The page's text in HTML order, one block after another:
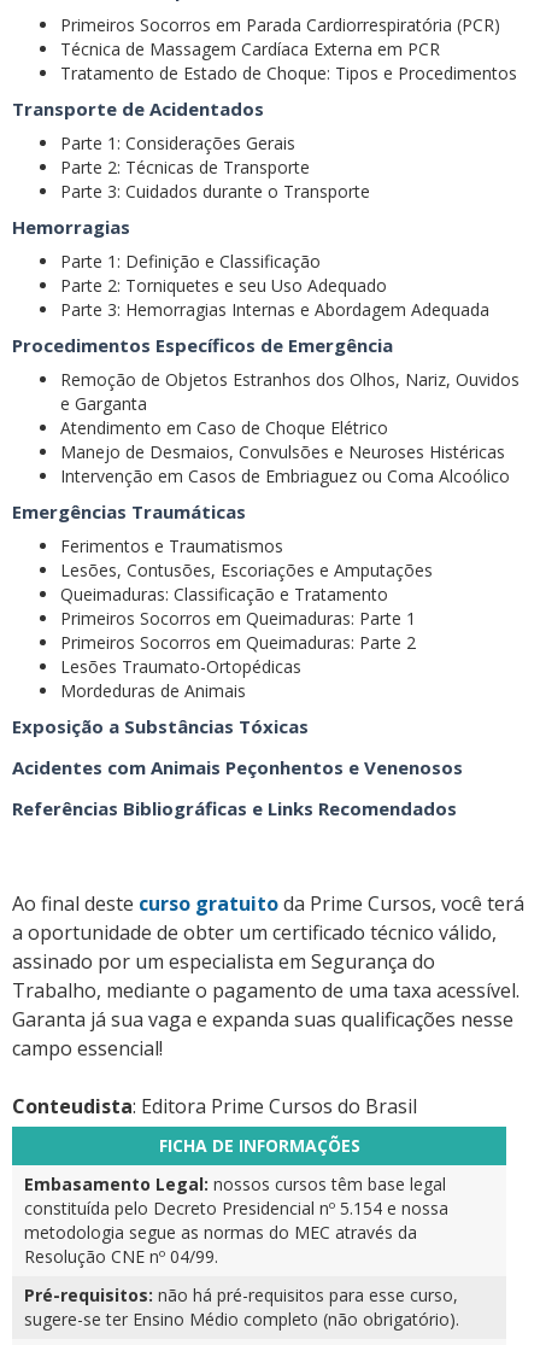
Primeiros Socorros em Parada Cardiorrespiratória (PCR)
Técnica de Massagem Cardíaca Externa em PCR
Tratamento de Estado de Choque: Tipos e Procedimentos
Transporte de Acidentados
Parte 1: Considerações Gerais
Parte 2: Técnicas de Transporte
Parte 3: Cuidados durante o Transporte
Hemorragias
Parte 1: Definição e Classificação
Parte 2: Torniquetes e seu Uso Adequado
Parte 3: Hemorragias Internas e Abordagem Adequada
Procedimentos Específicos de Emergência
Remoção de Objetos Estranhos dos Olhos, Nariz, Ouvidos
e Garganta
Atendimento em Caso de Choque Elétrico
Manejo de Desmaios, Convulsões e Neuroses Histéricas
Intervenção em Casos de Embriaguez ou Coma Alcoólico
Emergências Traumáticas
Ferimentos e Traumatismos
Lesões, Contusões, Escoriações e Amputações
Queimaduras: Classificação e Tratamento
Primeiros Socorros em Queimaduras: Parte 1
Primeiros Socorros em Queimaduras: Parte 2
Lesões Traumato-Ortopédicas
Mordeduras de Animais
Exposição a Substâncias Tóxicas
Acidentes com Animais Peçonhentos e Venenosos
Referências Bibliográficas e Links Recomendados
Ao final deste curso gratuitoda Prime Cursos, você terá
a oportunidade de obter um certificado técnico válido,
assinado por um especialista em Segurança do
Trabalho, mediante o pagamento de uma taxa acessível.
Garanta já sua vaga e expanda suas qualificações nesse
campo essencial!
Conteudista: Editora Prime Cursos do Brasil
FICHA DE INFORMAÇÕES
Embasamento Legal: nossos cursos têm base legal
constituída pelo Decreto Presidencial nº 5.154 e nossa
metodologia segue as normas do MEC através da
Resolução CNE nº 04/99.
Pré-requisitos: não há pré-requisitos para esse curso,
sugere-se ter Ensino Médio completo (não obrigatório).